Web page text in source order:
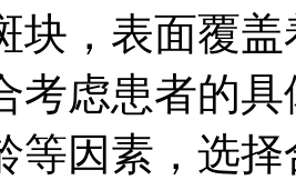
块，表面覆
考虑患者的
等因素，选